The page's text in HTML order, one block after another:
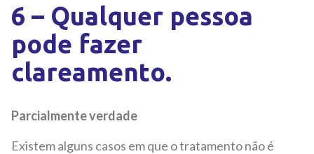
6 – Qualquer pessoa
pode fazer
clareamento.
Parcialmente verdade
Existem alguns casos em que o tratamento não é